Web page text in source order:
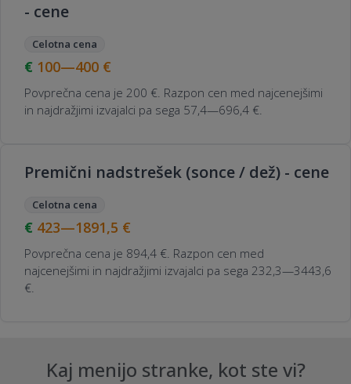
- cene
Celotna cena
100—400 €
Povprečna cena je 200 €. Razpon cen med najcenejšimi
in najdražjimi izvajalci pa sega 57,4—696,4 €.
Premični nadstrešek (sonce / dež) - cene
Celotna cena
423—1891,5 €
Povprečna cena je 894,4 €. Razpon cen med
najcenejšimi in najdražjimi izvajalci pa sega 232,3—3443,6
€.
Kaj menijo stranke, kot ste vi?